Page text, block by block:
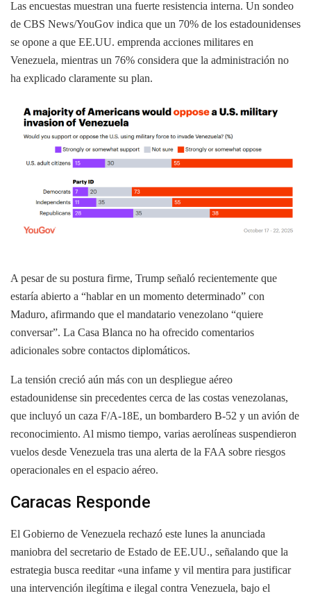
Las encuestas muestran una fuerte resistencia interna. Un sondeo
de CBS News/YouGov indica que un 70% de los estadounidenses
se opone a que EE.UU. emprenda acciones militares en
Venezuela, mientras un 76% considera que la administración no
ha explicado claramente su plan.
A pesar de su postura firme, Trump señaló recientemente que
estaría abierto a “hablar en un momento determinado” con
Maduro, afirmando que el mandatario venezolano “quiere
conversar”. La Casa Blanca no ha ofrecido comentarios
adicionales sobre contactos diplomáticos.
La tensión creció aún más con un despliegue aéreo
estadounidense sin precedentes cerca de las costas venezolanas,
que incluyó un caza F/A-18E, un bombardero B-52 y un avión de
reconocimiento. Al mismo tiempo, varias aerolíneas suspendieron
vuelos desde Venezuela tras una alerta de la FAA sobre riesgos
operacionales en el espacio aéreo.
Caracas Responde
El Gobierno de Venezuela rechazó este lunes la anunciada
maniobra del secretario de Estado de EE.UU., señalando que la
estrategia busca reeditar «una infame y vil mentira para justificar
una intervención ilegítima e ilegal contra Venezuela, bajo el